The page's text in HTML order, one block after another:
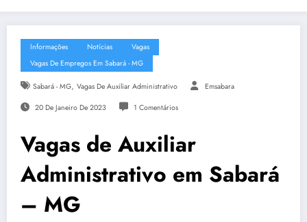
Informações Notícias
Vagas
Vagas De Empregos Em Sabará - MG
Sabará - MG, Vagas De Auxiliar Administrativo Emsabara
20 De Janeiro De 2023 1 Comentários
Vagas de Auxiliar
Administrativo em Sabará
– MG